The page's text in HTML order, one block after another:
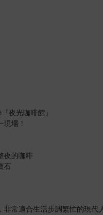
夜光咖啡館』
場！
夜的咖啡
石
非常適合生活步調繁忙的現